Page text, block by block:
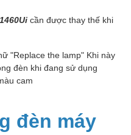
cần được thay thế khi
"Replace the lamp" Khi này
đèn khi đang sử dụng
cam
đèn máy